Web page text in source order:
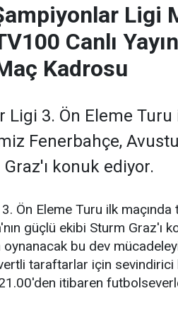
Ligi
Canlı Yayın
Kadrosu
Ligi 3. Ön Eleme Turu
Fenerbahçe,
konuk ediyor.
Ön Eleme Turu ilk
güçlü ekibi Sturm Graz'ı
bu dev
taraftarlar için sevindirici
itibaren